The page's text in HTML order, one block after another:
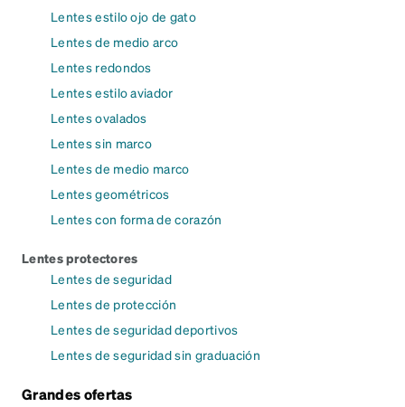
Lentes estilo ojo de gato
Lentes de medio arco
Lentes redondos
Lentes estilo aviador
Lentes ovalados
Lentes sin marco
Lentes de medio marco
Lentes geométricos
Lentes con forma de corazón
Lentes protectores
Lentes de seguridad
Lentes de protección
Lentes de seguridad deportivos
Lentes de seguridad sin graduación
Grandes ofertas